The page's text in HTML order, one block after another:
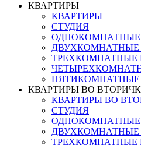
КВАРТИРЫ
КВАРТИРЫ
СТУДИЯ
ОДНОКОМНАТНЫЕ
ДВУХКОМНАТНЫЕ
ТРЕХКОМНАТНЫЕ
ПЯТИКОМНАТНЫЕ
КВАРТИРЫ ВО
КВАРТИРЫ ВО
СТУДИЯ
ОДНОКОМНАТНЫЕ
ДВУХКОМНАТНЫЕ
ТРЕХКОМНАТНЫЕ